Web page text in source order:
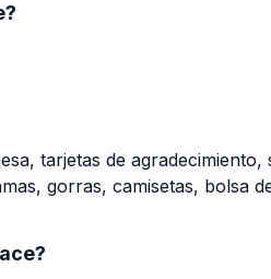
tarjetas de
gorras, camisetas, bolsa